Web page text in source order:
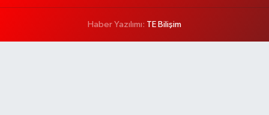
Haber Yazılımı: TE Bilişim